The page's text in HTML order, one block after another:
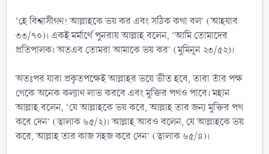
‘হে বিশ্বাসীগণ! আল্লাহকে ভয় কর এবং সঠিক কথা বল’ (আহযাব
৩৩/৭০)। একই মর্মার্থে পুনরায় আল্লাহ বলেন, ‘আমি তোমাদের
প্রতিপালক। অতএব তোমরা আমাকে ভয় কর’ (মুমিনূন ২৩/৫২)।
অতঃপর যারা প্রকৃতপক্ষেই আল্লাহর ভয়ে ভীত হবে, তারা তাঁর পক্ষ
থেকে অনেক কল্যাণ লাভ করবে এবং মুক্তির পথও পাবে। মহান
আল্লাহ বলেন, ‘যে আল্লাহকে ভয় করে, আল্লাহ তার জন্য মুক্তির পথ
করে দেন’ (ত্বালাক ৬৫/২)। আল্লাহ আরও বলেন, যে আল্লাহকে ভয়
করে, আল্লাহ তার কাজ সহজ করে দেন’ (ত্বালাক ৬৫/৪)।